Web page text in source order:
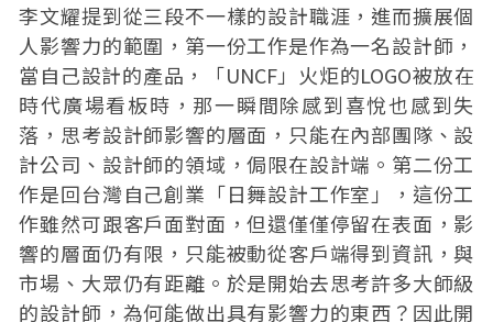
李文耀提到從三段不一樣的設計職涯，進而擴展個
人影響力的範圍，第一份工作是作為一名設計師，
當自己設計的產品，「UNCF」火炬的LOGO被放在
時代廣場看板時，那一瞬間除感到喜悅也感到失
落，思考設計師影響的層面，只能在內部團隊、設
計公司、設計師的領域，侷限在設計端。第二份工
作是回台灣自己創業「日舞設計工作室」，這份工
作雖然可跟客戶面對面，但還僅僅停留在表面，影
響的層面仍有限，只能被動從客戶端得到資訊，與
市場、大眾仍有距離。於是開始去思考許多大師級
的設計師，為何能做出具有影響力的東西？因此開